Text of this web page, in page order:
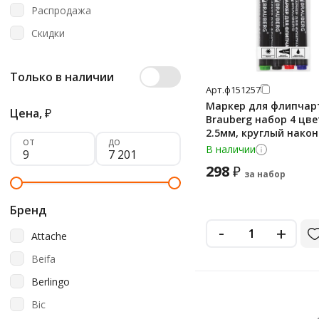
Распродажа
Скидки
Только в наличии
Цена,₽
от до
Бренд
Attache
Beifa
Berlingo
Bic
Арт.ф151257
Маркер для
Brauberg набор 4
2.5мм, круглый
непропитывающий
В наличии
298₽ за набор
- +